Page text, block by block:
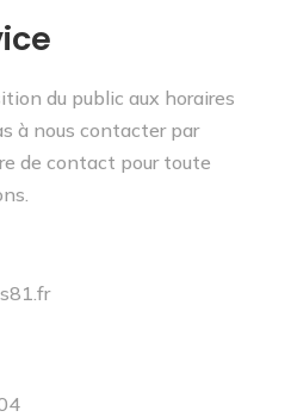
du public aux horaires
à nous contacter par
de contact pour toute